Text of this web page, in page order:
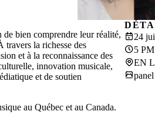
bien comprendre leur réalité,
travers la richesse des
et à la reconnaissance des
innovation musicale,
et de soutien
au Québec et au Canada.
24
5 PM
EN
panel